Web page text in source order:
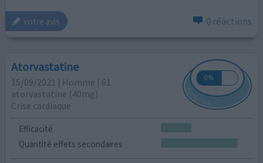
votre avis 0 réactions
Atorvastatine
15/09/2021 | Homme | 61
atorvastatine (40mg)
Crise cardiaque
Efficacité
Quantité effets secondaires